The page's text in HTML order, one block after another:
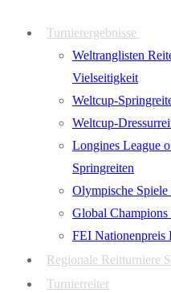
Turnierergebnisse
Weltranglisten
Vielseitigkeit
Weltcup-
Weltcup-
Longines League
Springreiten
Olympische
Global Champions
FEI Nationenpreis
Regionale Reitturniere
Turnierreiter